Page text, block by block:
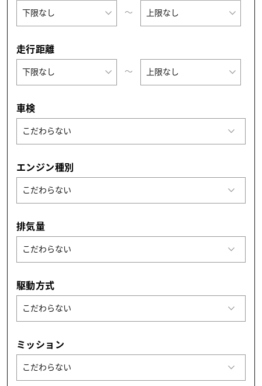
〜
走行距離
〜
車検
エンジン種別
排気量
駆動方式
ミッション